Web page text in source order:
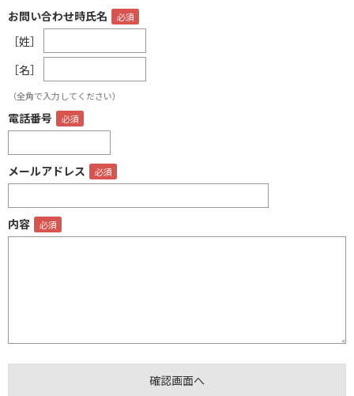
お問い合わせ時氏名
［姓］
［名］
（全角で入力してください）
電話番号
メールアドレス
内容